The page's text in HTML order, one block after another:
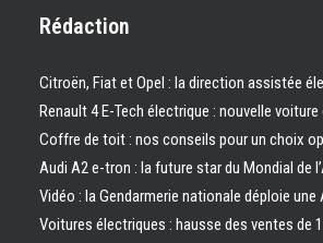
Rédaction
Citroën, Fiat et Opel : la direction assistée
Renault 4 E-Tech électrique : nouvelle
Coffre de toit : nos conseils pour un choix
Audi A2 e-tron : la future star du Mondial de
Vidéo : la Gendarmerie nationale déploie une
Voitures électriques : hausse des ventes de